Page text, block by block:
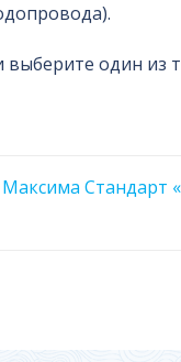
один из
Стандарт